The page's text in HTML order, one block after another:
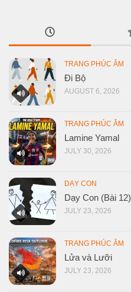
TRANG PHÚC ÂM
Đi Bộ
AUGUST 6, 2026
TRANG PHÚC ÂM
Lamine Yamal
JULY 30, 2026
DẠY CON
Dạy Con (Bài 12)
JULY 23, 2026
TRANG PHÚC ÂM
Lửa và Lưỡi
JULY 23, 2026